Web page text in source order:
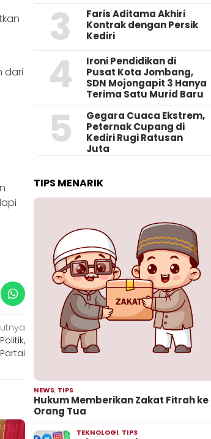
dari
3
Faris Aditama Akhiri
Kontrak dengan Persik
Kediri
4
Ironi Pendidikan di
Pusat Kota Jombang,
SDN Mojongapit 3 Hanya
Terima Satu Murid Baru
5
‎Gegara Cuaca Ekstrem,
Peternak Cupang di
Kediri Rugi Ratusan
Juta
TIPS MENARIK
NEWS, TIPS
Hukum Memberikan Zakat Fitrah ke
Orang Tua
TEKNOLOGI, TIPS